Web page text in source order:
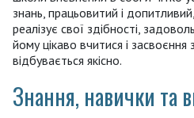
знань, працьовитий і
реалізує свої здібності,
йому цікаво вчитися і
відбувається якісно.
Знання, навички та